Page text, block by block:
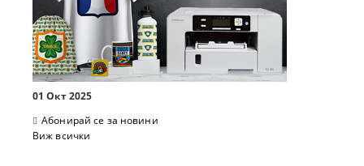
01 Окт 2025
Абонирай се за новини
Виж всички